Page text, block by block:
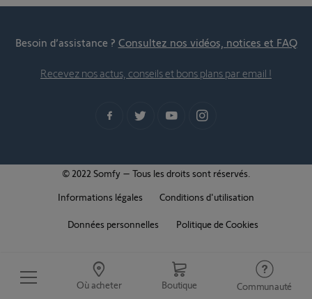
Où acheter Boutique Communauté
Besoin d’assistance ? Consultez nos vidéos, notices et FAQ
Recevez nos actus, conseils et bons plans par email !
© 2022 Somfy – Tous les droits sont réservés.
Informations légales
Conditions d'utilisation
Données personnelles Politique de Cookies